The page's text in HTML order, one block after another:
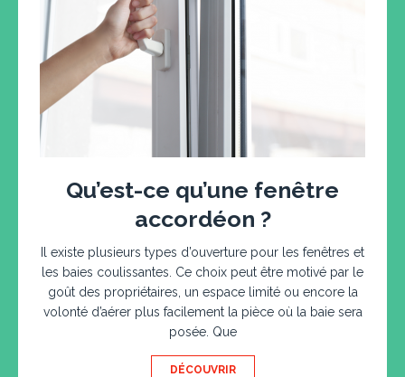
Qu’est-ce qu’une fenêtre
accordéon ?
Il existe plusieurs types d’ouverture pour les fenêtres et
les baies coulissantes. Ce choix peut être motivé par le
goût des propriétaires, un espace limité ou encore la
volonté d’aérer plus facilement la pièce où la baie sera
posée. Que
DÉCOUVRIR